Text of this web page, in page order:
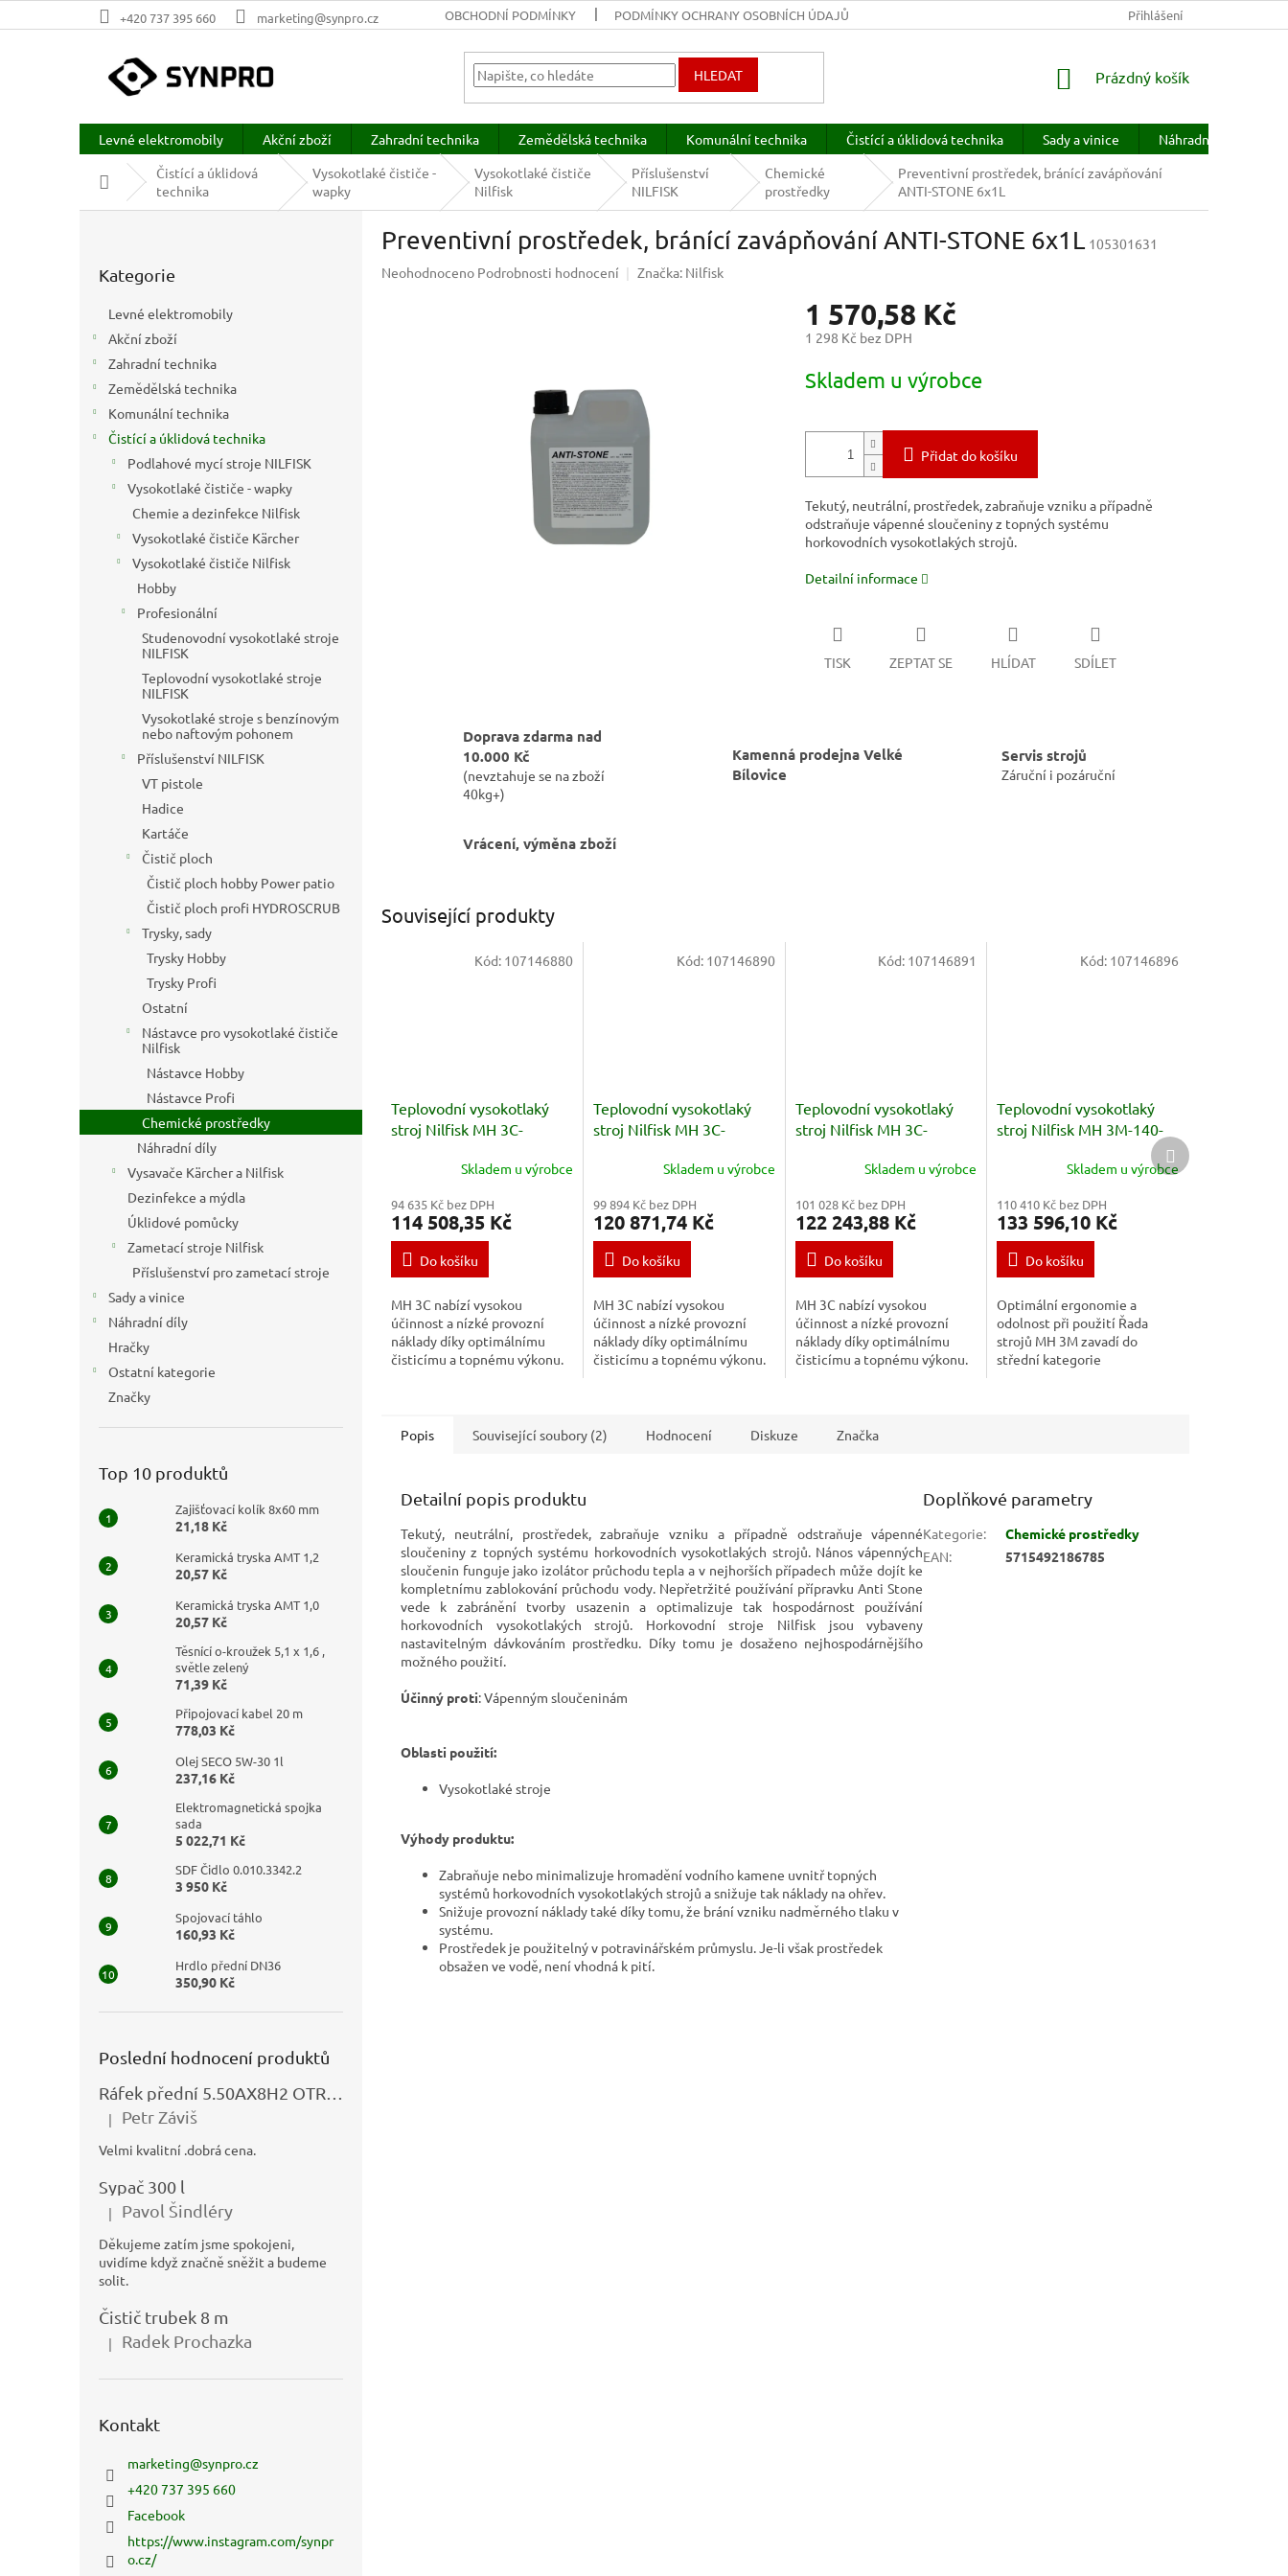
na
+420 737 395 660 marketing@synpro.cz OBCHODNÍ PODMÍNKY PODMÍNKY OCHRANY OSOBNÍCH ÚDAJŮ PRODÁVANÉ ZNAČKY
Přihlášení
HLEDAT
NÁKUPNÍ
Prázdný košík
Levné elektromobily Akční zboží Zahradní technika Zemědělská technika Komunální technika Čistící a úklidová technika Sady a vinice Náhradní díly
Domů
Čistící a úklidová
technika
Vysokotlaké čističe -
wapky
Vysokotlaké čističe
Nilfisk
Příslušenství
NILFISK
Chemické
prostředky
Preventivní prostředek, bránící zavápňování
ANTI-STONE 6x1L
kategorie
Kategorie
Levné elektromobily
Akční zboží
Zahradní technika
Zemědělská technika
Komunální technika
Čistící a úklidová technika
Podlahové mycí stroje NILFISK
Vysokotlaké čističe - wapky
Chemie a dezinfekce Nilfisk
Vysokotlaké čističe Kärcher
Vysokotlaké čističe Nilfisk
Hobby
Profesionální
Studenovodní vysokotlaké stroje
NILFISK
Teplovodní vysokotlaké stroje
NILFISK
Vysokotlaké stroje s benzínovým
nebo naftovým pohonem
Příslušenství NILFISK
VT pistole
Hadice
Kartáče
Čistič ploch
Čistič ploch hobby Power patio
Čistič ploch profi HYDROSCRUB
Trysky, sady
Trysky Hobby
Trysky Profi
Ostatní
Nástavce pro vysokotlaké čističe
Nilfisk
Nástavce Hobby
Nástavce Profi
Chemické prostředky
Náhradní díly
Vysavače Kärcher a Nilfisk
Dezinfekce a mýdla
Úklidové pomůcky
Zametací stroje Nilfisk
Příslušenství pro zametací stroje
Sady a vinice
Náhradní díly
Hračky
Ostatní kategorie
Značky
Top 10 produktů
Zajišťovací kolík 8x60 mm
21,18 Kč
Keramická tryska AMT 1,2
20,57 Kč
Keramická tryska AMT 1,0
20,57 Kč
Těsnící o-kroužek 5,1 x 1,6 ,
světle zelený
71,39 Kč
Připojovací kabel 20 m
778,03 Kč
Olej SECO 5W-30 1l
237,16 Kč
Elektromagnetická spojka
sada
5 022,71 Kč
SDF Čidlo 0.010.3342.2
3 950 Kč
Spojovací táhlo
160,93 Kč
Hrdlo přední DN36
350,90 Kč
Poslední hodnocení produktů
Hodnocení produktu je 5 z 5 hvězdiček.
| Petr Záviš
Velmi kvalitní .dobrá cena.
Sypač 300 l
Hodnocení produktu je 5 z 5 hvězdiček.
| Pavol Šindléry
Děkujeme zatím jsme spokojeni,
uvidíme když značně sněžit a budeme
solit.
Čistič trubek 8 m
Hodnocení produktu je 5 z 5 hvězdiček.
| Radek Prochazka
Kontakt
marketing@synpro.cz
+420 737 395 660
Facebook
https://www.instagram.com/synpr
o.cz/
Preventivní prostředek, bránící zavápňování ANTI-STONE 6x1L 105301631
Průměrné
Neohodnoceno Podrobnosti hodnocení Značka: Nilfisk
1 570,58 Kč
1 298 Kč bez DPH
cena:
Skladem u výrobce
Přidat do košíku
Tekutý, neutrální, prostředek, zabraňuje vzniku a případně
odstraňuje vápenné sloučeniny z topných systému
horkovodních vysokotlakých strojů.
Detailní informace
TISK ZEPTAT SE HLÍDAT SDÍLET
Doprava zdarma nad
10.000 Kč
(nevztahuje se na zboží
40kg+)
Kamenná prodejna Velké
Bílovice
Servis strojů
Záruční i pozáruční
Vrácení, výměna zboží
Související produkty
Teplovodní vysokotlaký
stroj Nilfisk MH 3C-
Skladem u výrobce
94 635 Kč bez DPH
114 508,35 Kč
Do košíku
MH 3C nabízí vysokou
účinnost a nízké provozní
náklady díky optimálnímu
čisticímu a topnému výkonu.
Kód: 107146880
Teplovodní vysokotlaký
stroj Nilfisk MH 3C-
Skladem u výrobce
99 894 Kč bez DPH
120 871,74 Kč
Do košíku
MH 3C nabízí vysokou
účinnost a nízké provozní
náklady díky optimálnímu
čisticímu a topnému výkonu.
Kód: 107146890
Teplovodní vysokotlaký
stroj Nilfisk MH 3C-
Skladem u výrobce
101 028 Kč bez DPH
122 243,88 Kč
Do košíku
MH 3C nabízí vysokou
účinnost a nízké provozní
náklady díky optimálnímu
čisticímu a topnému výkonu.
Kód: 107146891
Teplovodní vysokotlaký
stroj Nilfisk MH 3M-140-
Skladem u výrobce
110 410 Kč bez DPH
133 596,10 Kč
Do košíku
Optimální ergonomie a
odolnost při použití Řada
strojů MH 3M zavadí do
střední kategorie
Kód: 107146896
Další
produkt
Popis Související soubory (2) Hodnocení Diskuze Značka
Detailní popis produktu
Tekutý, neutrální, prostředek, zabraňuje vzniku a případně odstraňuje vápenné
sloučeniny z topných systému horkovodních vysokotlakých strojů. Nános vápenných
sloučenin funguje jako izolátor průchodu tepla a v nejhorších případech může dojít ke
kompletnímu zablokování průchodu vody. Nepřetržité používání přípravku Anti Stone
vede k zabránění tvorby usazenin a optimalizuje tak hospodárnost používání
horkovodních vysokotlakých strojů. Horkovodní stroje Nilfisk jsou vybaveny
nastavitelným dávkováním prostředku. Díky tomu je dosaženo nejhospodárnějšího
možného použití.
Účinný proti: Vápenným sloučeninám
Oblasti použití:
Vysokotlaké stroje
Výhody produktu:
Zabraňuje nebo minimalizuje hromadění vodního kamene uvnitř topných
systémů horkovodních vysokotlakých strojů a snižuje tak náklady na ohřev.
Snižuje provozní náklady také díky tomu, že brání vzniku nadměrného tlaku v
systému.
Prostředek je použitelný v potravinářském průmyslu. Je-li však prostředek
obsažen ve vodě, není vhodná k pití.
Doplňkové parametry
Kategorie:
Chemické prostředky
EAN: 5715492186785